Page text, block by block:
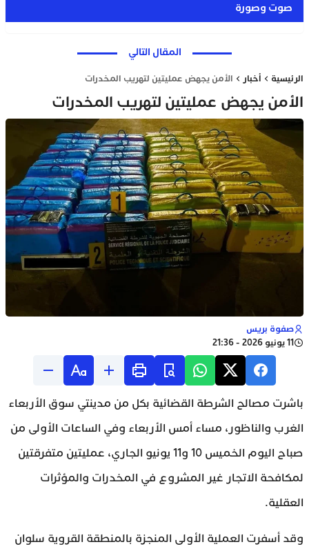
صوت وصورة
المقال التالي
الرئيسية أخبار الأمن يجهض عمليتين لتهريب المخدرات
الأمن يجهض عمليتين لتهريب المخدرات
صفوة بريس
11 يونيو 2026 - 21:36
باشرت مصالح الشرطة القضائية بكل من مدينتي سوق الأربعاء
الغرب والناظور، مساء أمس الأربعاء وفي الساعات الأولى من
صباح اليوم الخميس 10 و11 يونيو الجاري، عمليتين متفرقتين
لمكافحة الاتجار غير المشروع في المخدرات والمؤثرات
العقلية.
وقد أسفرت العملية الأولى المنجزة بالمنطقة القروية سلوان